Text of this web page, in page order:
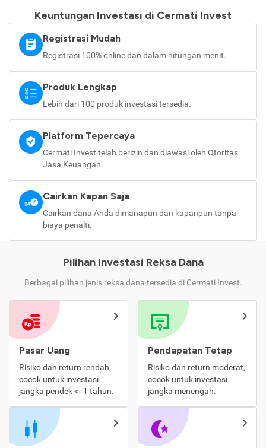
Keuntungan Investasi di Cermati Invest
Registrasi Mudah
Registrasi 100% online dan dalam hitungan menit.
Produk Lengkap
Lebih dari 100 produk investasi tersedia.
Platform Tepercaya
Cermati Invest telah berizin dan diawasi oleh Otoritas
Jasa Keuangan.
Cairkan Kapan Saja
Cairkan dana Anda dimanapun dan kapanpun tanpa
biaya penalti.
Pilihan Investasi Reksa Dana
Berbagai pilihan jenis reksa dana tersedia di Cermati Invest.
Pasar Uang
Risiko dan return rendah,
cocok untuk investasi
jangka pendek <=1 tahun.
Pendapatan Tetap
Risiko dan return moderat,
cocok untuk investasi
jangka menengah.